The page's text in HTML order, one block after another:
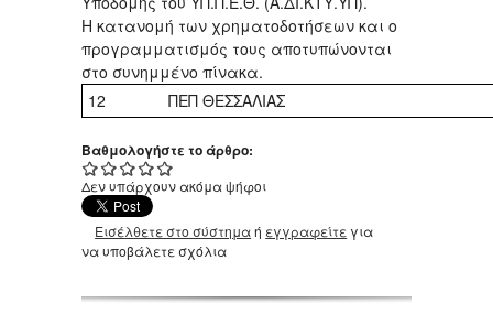
Η κατανομή των χρηματοδοτήσεων και ο
προγραμματισμός τους αποτυπώνονται
στο συνημμένο πίνακα.
12
ΠΕΠ ΘΕΣΣΑΛΙΑΣ
Βαθμολογήστε το άρθρο:
Δεν υπάρχουν ακόμα ψήφοι
Εισέλθετε στο σύστημαή εγγραφείτε για
να υποβάλετε σχόλια